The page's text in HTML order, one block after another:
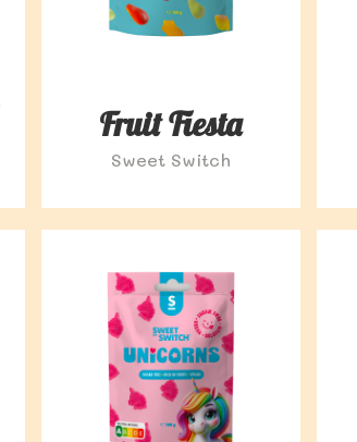
Fruit Fiesta
Sweet Switch